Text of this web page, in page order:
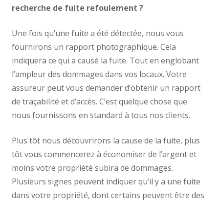
recherche de fuite refoulement ?
Une fois qu’une fuite a été détectée, nous vous
fournirons un rapport photographique. Cela
indiquera ce qui a causé la fuite. Tout en englobant
l’ampleur des dommages dans vos locaux. Votre
assureur peut vous demander d’obtenir un rapport
de traçabilité et d’accès. C’est quelque chose que
nous fournissons en standard à tous nos clients.
Plus tôt nous découvrirons la cause de la fuite, plus
tôt vous commencerez à économiser de l’argent et
moins votre propriété subira de dommages.
Plusieurs signes peuvent indiquer qu’il y a une fuite
dans votre propriété, dont certains peuvent être des